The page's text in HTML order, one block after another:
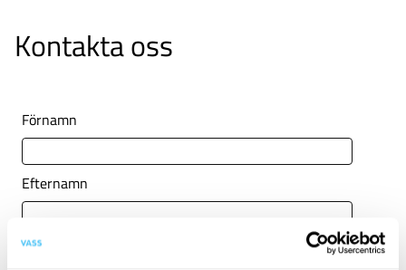
Kontakta oss
Förnamn
Efternamn
E-post